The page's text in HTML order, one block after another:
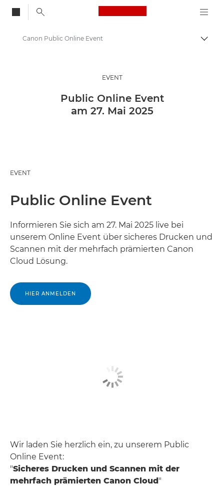
Canon Logo, back
Auf
Lösungen & Dienstleistungen
Business-Insights - B2B & Branchen-News
Business-Events und -Webinare
Canon Public Online Event
EVENT
Public Online Event
am 27. Mai 2025
EVENT
Public Online Event
Informieren Sie sich am 27. Mai 2025 live bei
unserem Online Event über sicheres Drucken und
Scannen mit der mehrfach prämierten Canon
Cloud Lösung.
HIER ANMELDEN
Wir laden Sie herzlich ein, zu unserem Public
Online Event:
"Sicheres Drucken und Scannen mit der
mehrfach prämierten Canon Cloud"